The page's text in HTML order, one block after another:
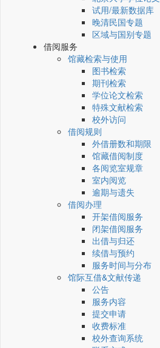
试用/最新数据库
晚清民国专题
区域与国别专题
借阅服务
馆藏检索与使用
图书检索
期刊检索
学位论文检索
特殊文献检索
校外访问
借阅规则
外借册数和期限
馆藏借阅制度
各阅览室规章
室内阅览
逾期与遗失
借阅办理
开架借阅服务
闭架借阅服务
出借与归还
续借与预约
服务时间与分布
馆际互借&文献传递
公告
服务内容
提交申请
收费标准
校外查询系统